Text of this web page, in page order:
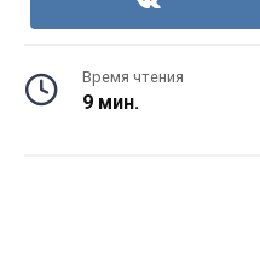
Время чтения
9 мин.